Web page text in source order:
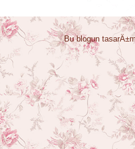
Bu blogun